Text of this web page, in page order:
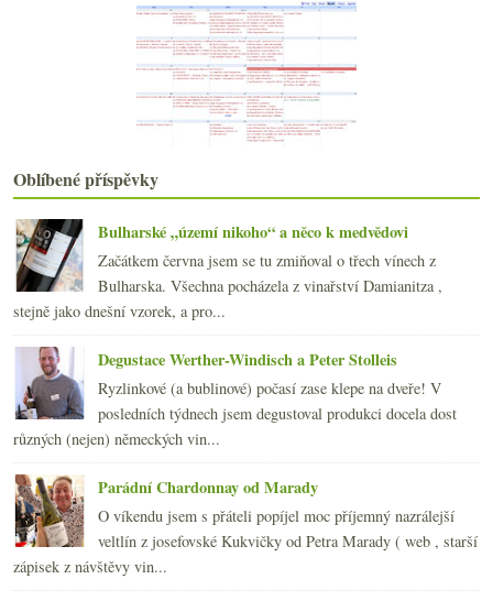
Kermit Lynch na dobrodružné vinné stezce
Fotosoutěž – sklenka vína v hlavní roli
Vilavin a dvě „burgundy“ od Novosedel
Podomní prodej vína aneb degustace v kanceláři
Nejstarší vinařství, nový Salon vín a vyhledávání
Parádní červené z pozemku číslo 43
Asijská bokovka a napodobení dokonalé svačiny
Zweigelt a další pochoutky od Holzapfelů
Výsledky ankety „Šampaňské, sekty a jiná šumivá ví...
Zrychlená historie whisky v Japonsku
Zklamání z Vieux Robin Bois de Lunier
3x Ryzlink – z Alsaska, Moravy i od Rýna
Víno a tvar lahve & nové designové přírůstky
Silvestrovské degustační poznámky
►2010(249)
►2009(249)
►2008(270)
►2007(108)
Oblíbené příspěvky
Bulharské „území nikoho“ a něco k medvědovi
Začátkem června jsem se tu zmiňoval o třech vínech z
Bulharska. Všechna pocházela z vinařství Damianitza ,
stejně jako dnešní vzorek, a pro...
Degustace Werther-Windisch a Peter Stolleis
Ryzlinkové (a bublinové) počasí zase klepe na dveře! V
posledních týdnech jsem degustoval produkci docela dost
různých (nejen) německých vin...
Parádní Chardonnay od Marady
O víkendu jsem s přáteli popíjel moc příjemný nazrálejší
veltlín z josefovské Kukvičky od Petra Marady ( web , starší
zápisek z návštěvy vin...